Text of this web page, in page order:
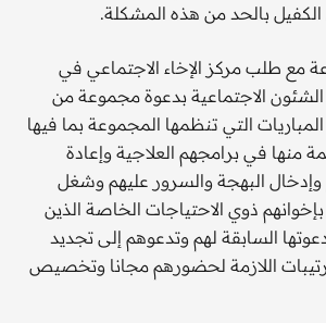
الكفيل بالحد من هذه المشكلة.
مع طلب مركز الإخاء الاجتماعي في
الشئون الاجتماعية بدعوة مجموعة من
التي تنظمها المجموعة بما فيها
منها في برامجهم العلاجية وإعادة
البهجة والسرور عليهم وشغل
ذوي الاحتياجات الخاصة الذين
السابقة لهم وتدعوهم إلى تجديد
اللازمة لحضورهم مجانا وتخصيص